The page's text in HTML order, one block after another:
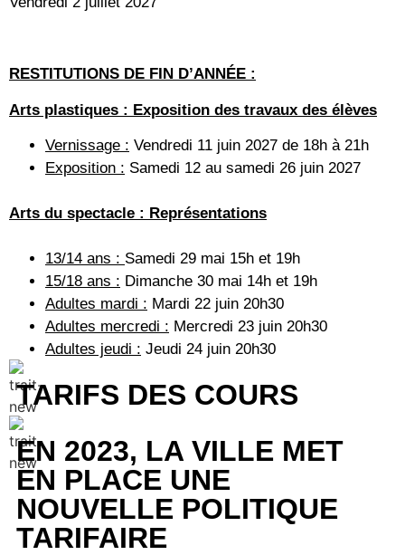
RESTITUTIONS DE FIN D’ANNÉE :
Arts plastiques : Exposition des travaux des élèves
Vernissage : Vendredi 11 juin 2027 de 18h à 21h
Exposition : Samedi 12 au samedi 26 juin 2027
Arts du spectacle : Représentations
13/14 ans : Samedi 29 mai 15h et 19h
15/18 ans : Dimanche 30 mai 14h et 19h
Adultes mardi : Mardi 22 juin 20h30
Adultes mercredi : Mercredi 23 juin 20h30
Adultes jeudi : Jeudi 24 juin 20h30
TARIFS DES COURS
EN 2023, LA VILLE MET
EN PLACE UNE
NOUVELLE POLITIQUE
TARIFAIRE